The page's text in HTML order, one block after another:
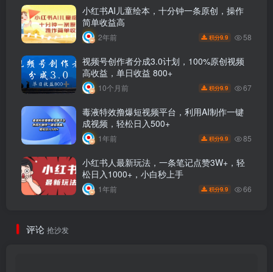
小红书AI儿童绘本，十分钟一条原创，操作
简单收益高
2年前 积分9.9 58
视频号创作者分成3.0计划，100%原创视频
高收益，单日收益 800+
10个月前 积分9.9 67
毒液特效撸爆短视频平台，利用AI制作一键
成视频，轻松日入500+
1年前 积分9.9 85
小红书人最新玩法，一条笔记点赞3W+，轻
松日入1000+，小白秒上手
1年前 积分9.9 66
评论 抢沙发